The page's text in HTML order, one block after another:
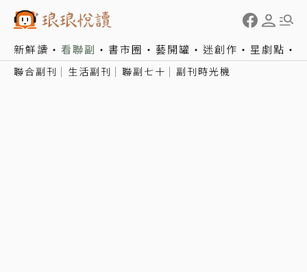
新鮮讀 看聯副 書市圈 藝開罐 迷創作 星劇點
聯合副刊 生活副刊 聯副七十 副刊時光機